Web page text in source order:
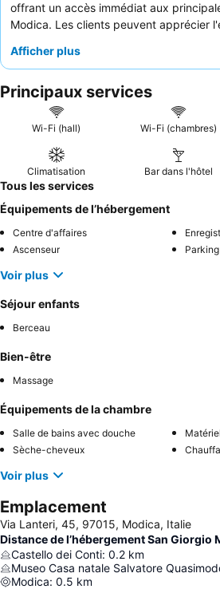
offrant un accès immédiat aux
Modica. Les clients peuvent apprécier
et le service exceptionnels, en
déjeunerest mis en avant pour son
complété par des vues spectaculaires
déjeuner. Pour une expérience
Modica.
Afficher plus
Principaux services
Wi-Fi (hall) Wi-Fi (chambres)
Climatisation Bar dans l'hôtel
Tous les services
Équipements de l’hébergement
Centre d'affaires
Ascenseur
Parking
Voir plus
Séjour enfants
Berceau
Bien-être
Massage
Équipements de la chambre
Salle de bains avec douche
Sèche-cheveux
Voir plus
Emplacement
Via Lanteri, 45, 97015, Modica, Italie
Distance de l’hébergement San Giorgio
Castello dei Conti: 0.2 km
Museo Casa natale Salvatore
Modica: 0.5 km